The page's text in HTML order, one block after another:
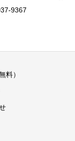
9367
料）